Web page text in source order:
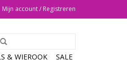
Mijn account / Registreren
& WIEROOK SALE